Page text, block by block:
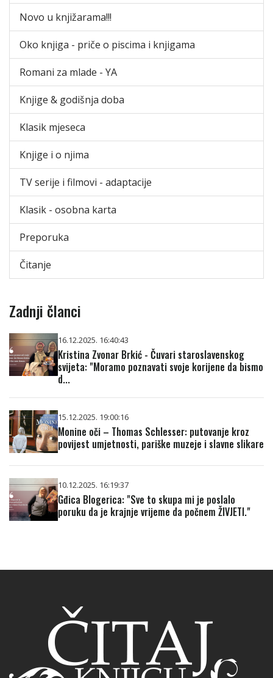
Novo u knjižarama!!!
Oko knjiga - priče o piscima i knjigama
Romani za mlade - YA
Knjige & godišnja doba
Klasik mjeseca
Knjige i o njima
TV serije i filmovi - adaptacije
Klasik - osobna karta
Preporuka
Čitanje
Zadnji članci
16.12.2025. 16:40:43
Kristina Zvonar Brkić - Čuvari staroslavenskog
svijeta: "Moramo poznavati svoje korijene da bismo
d...
15.12.2025. 19:00:16
Monine oči – Thomas Schlesser: putovanje kroz
povijest umjetnosti, pariške muzeje i slavne slikare
10.12.2025. 16:19:37
Gđica Blogerica: "Sve to skupa mi je poslalo
poruku da je krajnje vrijeme da počnem ŽIVJETI."